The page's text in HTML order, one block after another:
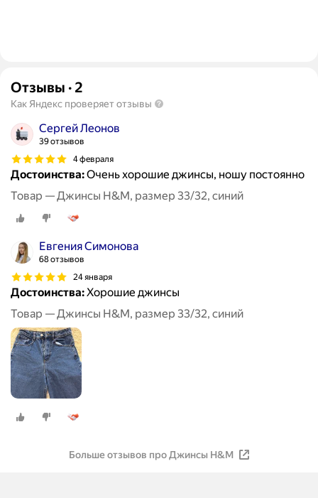
Отзывы · 2
Как Яндекс проверяет отзывы
Сергей Леонов
39 отзывов
4 февраля
Достоинства:Очень хорошие джинсы, ношу постоянно
Товар — Джинсы H&M, размер 33/32, синий
Евгения Симонова
68 отзывов
24 января
Достоинства:Хорошие джинсы
Товар — Джинсы H&M, размер 33/32, синий
Больше отзывов про Джинсы H&M